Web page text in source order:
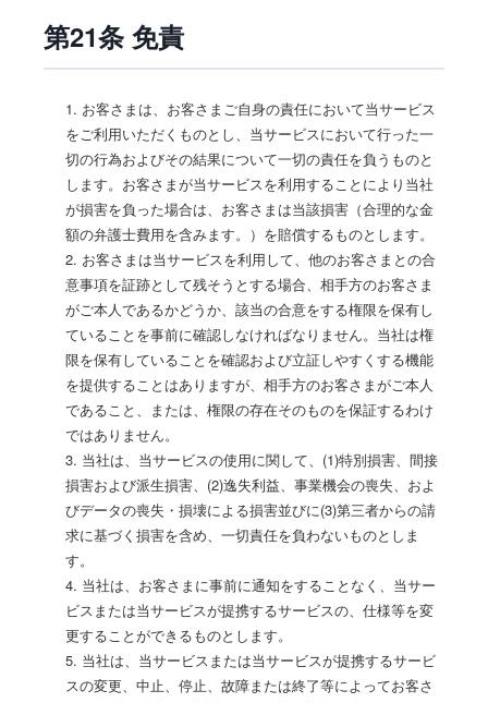
第21条 免責
1. お客さまは、お客さまご自身の責任において当サービス
をご利用いただくものとし、当サービスにおいて行った一
切の行為およびその結果について一切の責任を負うものと
します。お客さまが当サービスを利用することにより当社
が損害を負った場合は、お客さまは当該損害（合理的な金
額の弁護士費用を含みます。）を賠償するものとします。
2. お客さまは当サービスを利用して、他のお客さまとの合
意事項を証跡として残そうとする場合、相手方のお客さま
がご本人であるかどうか、該当の合意をする権限を保有し
ていることを事前に確認しなければなりません。当社は権
限を保有していることを確認および立証しやすくする機能
を提供することはありますが、相手方のお客さまがご本人
であること、または、権限の存在そのものを保証するわけ
ではありません。
3. 当社は、当サービスの使用に関して、(1)特別損害、間接
損害および派生損害、(2)逸失利益、事業機会の喪失、およ
びデータの喪失・損壊による損害並びに(3)第三者からの請
求に基づく損害を含め、一切責任を負わないものとしま
す。
4. 当社は、お客さまに事前に通知をすることなく、当サー
ビスまたは当サービスが提携するサービスの、仕様等を変
更することができるものとします。
5. 当社は、当サービスまたは当サービスが提携するサービ
スの変更、中止、停止、故障または終了等によってお客さ